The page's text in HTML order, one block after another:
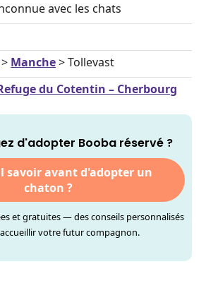
avec les chats
> Manche> Tollevast
du Cotentin – Cherbourg
d'adopter Booba réservé ?
savoir avant d'adopter un
chaton ?
et gratuites — des conseils personnalisés
votre futur compagnon.